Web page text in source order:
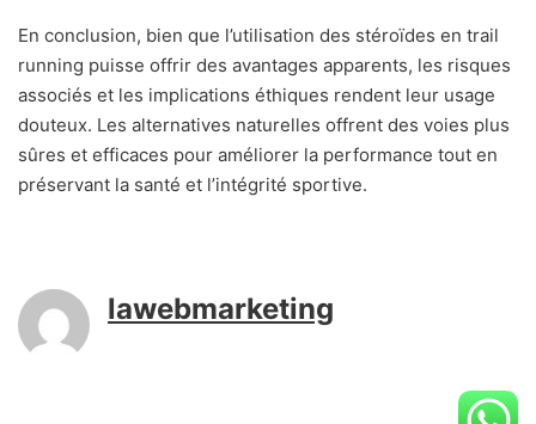
En conclusion, bien que l’utilisation des stéroïdes en trail
running puisse offrir des avantages apparents, les risques
associés et les implications éthiques rendent leur usage
douteux. Les alternatives naturelles offrent des voies plus
sûres et efficaces pour améliorer la performance tout en
préservant la santé et l’intégrité sportive.
lawebmarketing